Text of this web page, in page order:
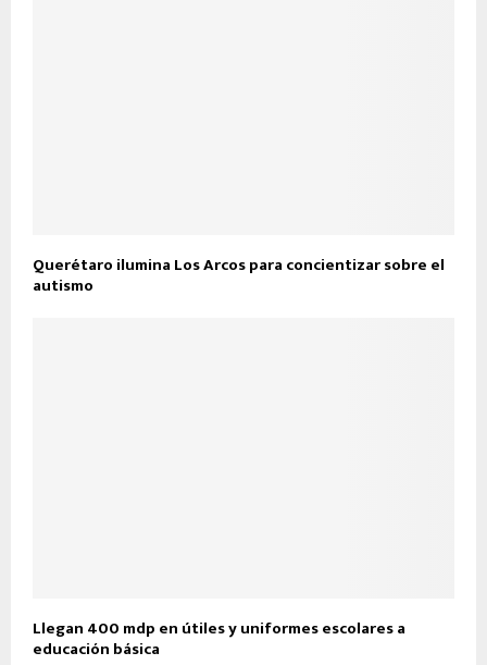
Querétaro ilumina Los Arcos para concientizar sobre el
autismo
Llegan 400 mdp en útiles y uniformes escolares a
educación básica